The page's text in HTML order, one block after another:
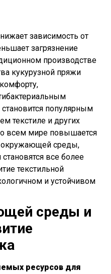
зависимость от
загрязнение
производстве
кукурузной пряжи
популярным
текстиле и других
всем мире повышается
окружающей среды,
все более
текстильной
и устойчивом
среды и
ресурсов для